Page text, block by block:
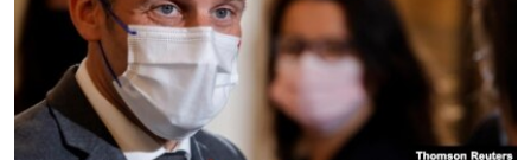
Learning English
СОЦИАЛЬНЫЕ СЕТИ